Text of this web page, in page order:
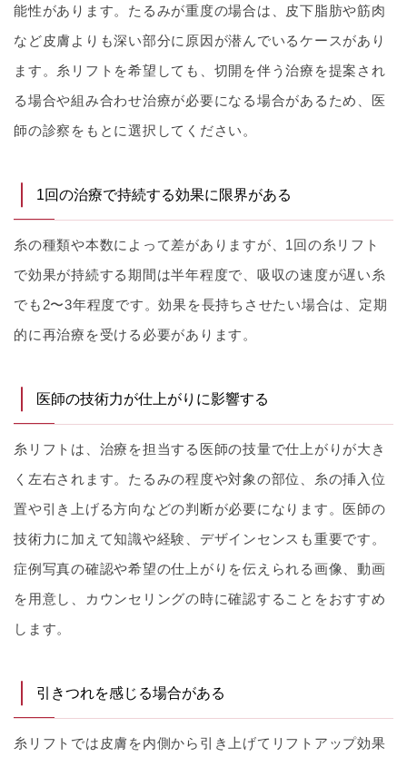
能性があります。たるみが重度の場合は、皮下脂肪や筋肉
など皮膚よりも深い部分に原因が潜んでいるケースがあり
ます。糸リフトを希望しても、切開を伴う治療を提案され
る場合や組み合わせ治療が必要になる場合があるため、医
師の診察をもとに選択してください。
1回の治療で持続する効果に限界がある
糸の種類や本数によって差がありますが、1回の糸リフト
で効果が持続する期間は半年程度で、吸収の速度が遅い糸
でも2〜3年程度です。効果を長持ちさせたい場合は、定期
的に再治療を受ける必要があります。
医師の技術力が仕上がりに影響する
糸リフトは、治療を担当する医師の技量で仕上がりが大き
く左右されます。たるみの程度や対象の部位、糸の挿入位
置や引き上げる方向などの判断が必要になります。医師の
技術力に加えて知識や経験、デザインセンスも重要です。
症例写真の確認や希望の仕上がりを伝えられる画像、動画
を用意し、カウンセリングの時に確認することをおすすめ
します。
引きつれを感じる場合がある
糸リフトでは皮膚を内側から引き上げてリフトアップ効果